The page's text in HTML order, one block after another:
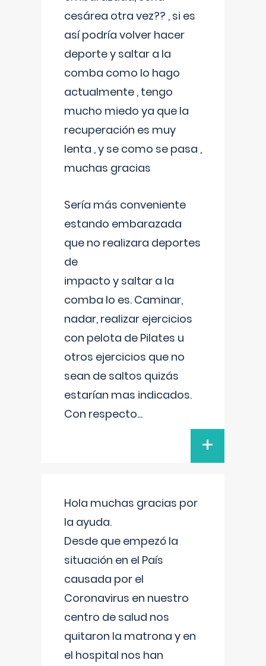
cesárea otra vez?? , si es
así podría volver hacer
deporte y saltar a la
comba como lo hago
actualmente , tengo
mucho miedo ya que la
recuperación es muy
lenta , y se como se pasa ,
muchas gracias
Sería más conveniente
estando embarazada
que no realizara deportes
de
impacto y saltar a la
comba lo es. Caminar,
nadar, realizar ejercicios
con pelota de Pilates u
otros ejercicios que no
sean de saltos quizás
estarían mas indicados.
Con respecto...
+
Hola muchas gracias por
la ayuda.
Desde que empezó la
situación en el País
causada por el
Coronavirus en nuestro
centro de salud nos
quitaron la matrona y en
el hospital nos han